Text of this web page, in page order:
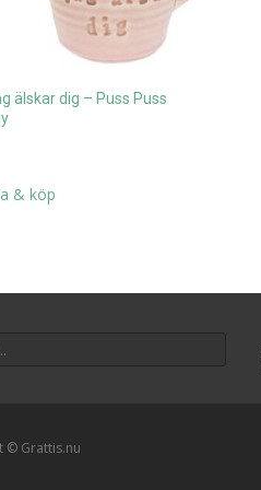
älskar dig – Puss Puss
& köp
© Grattis.nu